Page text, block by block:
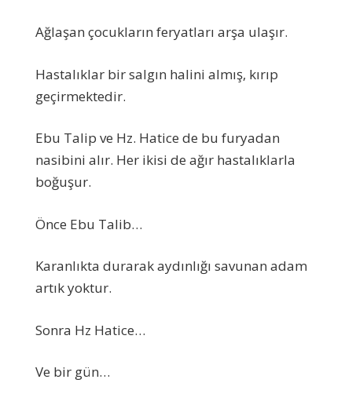
Ağlaşan çocukların feryatları arşa ulaşır.
Hastalıklar bir salgın halini almış, kırıp
geçirmektedir.
Ebu Talip ve Hz. Hatice de bu furyadan
nasibini alır. Her ikisi de ağır hastalıklarla
boğuşur.
Önce Ebu Talib…
Karanlıkta durarak aydınlığı savunan adam
artık yoktur.
Sonra Hz Hatice…
Ve bir gün…